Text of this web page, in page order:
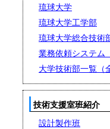
琉球大学
琉球大学工学部
琉球大学総合技術
業務依頼システム
大学技術部一覧（
技術支援室班紹介
設計製作班